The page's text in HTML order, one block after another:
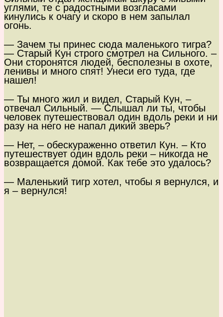
углями, те с радостными возгласами
кинулись к очагу и скоро в нем запылал
огонь.
— Зачем ты принес сюда маленького тигра?
— Старый Кун строго смотрел на Сильного. –
Они сторонятся людей, бесполезны в охоте,
ленивы и много спят! Унеси его туда, где
нашел!
— Ты много жил и видел, Старый Кун, –
отвечал Сильный. — Слышал ли ты, чтобы
человек путешествовал один вдоль реки и ни
разу на него не напал дикий зверь?
— Нет, – обескураженно ответил Кун. – Кто
путешествует один вдоль реки – никогда не
возвращается домой. Как тебе это удалось?
— Маленький тигр хотел, чтобы я вернулся, и
я – вернулся!